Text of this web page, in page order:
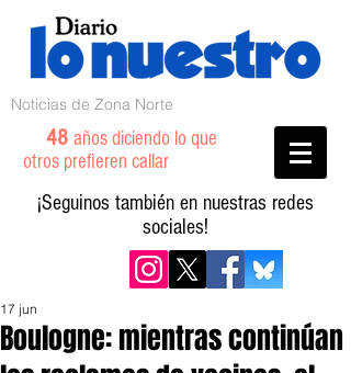
Noticias de Zona Norte
48 años diciendo lo que
otros prefieren callar
¡Seguinos también en nuestras redes
sociales!
Boulogne: mientras continúan
17 jun